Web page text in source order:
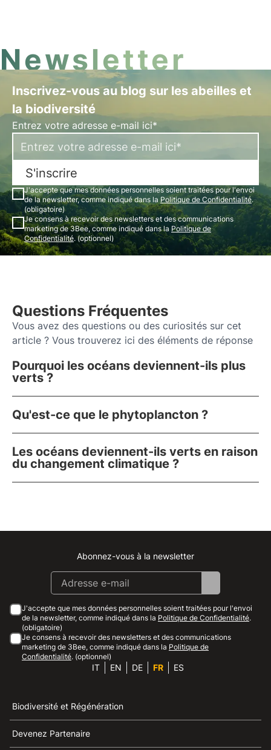
Newsletter
Inscrivez-vous au blog sur les abeilles et
la biodiversité
Entrez votre adresse e-mail ici*
S'inscrire
J'accepte que mes données personnelles soient traitées pour l'envoi
de la newsletter, comme indiqué dans la Politique de Confidentialité.
(obligatoire)
Je consens à recevoir des newsletters et des communications
marketing de 3Bee, comme indiqué dans la Politique de
Confidentialité. (optionnel)
Questions Fréquentes
Vous avez des questions ou des curiosités sur cet
article ? Vous trouverez ici des éléments de réponse
Pourquoi les océans deviennent-ils plus
verts ?
Qu'est-ce que le phytoplancton ?
Les océans deviennent-ils verts en raison
du changement climatique ?
Instagram
Facebook
Linkedin
Youtube
Abonnez-vous à la newsletter
J'accepte que mes données personnelles soient traitées pour l'envoi
de la newsletter, comme indiqué dans la Politique de Confidentialité.
(obligatoire)
Je consens à recevoir des newsletters et des communications
marketing de 3Bee, comme indiqué dans la Politique de
Confidentialité. (optionnel)
IT EN DE FR ES
Biodiversité et Régénération
Devenez Partenaire